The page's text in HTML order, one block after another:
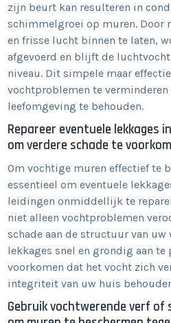
zijn beurt kan resulteren in
schimmelgroei op muren. Door
en frisse lucht binnen te laten,
afgevoerd en blijft de
niveau. Dit simpele maar
vochtproblemen te verminderen
leefomgeving te behouden.
Repareer eventuele lekkages
om verdere schade te
Om vochtige muren effectief te
essentieel om eventuele
leidingen onmiddellijk te
niet alleen vochtproblemen
schade aan de structuur van
lekkages snel en grondig aan te
voorkomen dat het vocht zich
integriteit van uw huis
Gebruik vochtwerende verf of